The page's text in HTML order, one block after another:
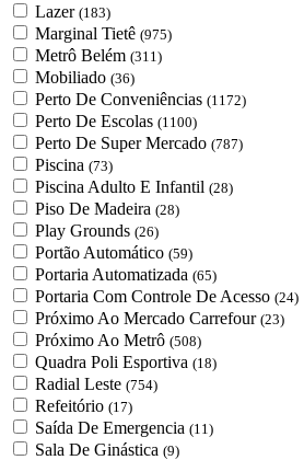
Lazer (183)
Marginal Tietê (975)
Metrô Belém (311)
Mobiliado (36)
Perto De Conveniências (1172)
Perto De Escolas (1100)
Perto De Super Mercado (787)
Piscina (73)
Piscina Adulto E Infantil (28)
Piso De Madeira (28)
Play Grounds (26)
Portão Automático (59)
Portaria Automatizada (65)
Portaria Com Controle De Acesso (24)
Próximo Ao Mercado Carrefour (23)
Próximo Ao Metrô (508)
Quadra Poli Esportiva (18)
Radial Leste (754)
Refeitório (17)
Saída De Emergencia (11)
Sala De Ginástica (9)